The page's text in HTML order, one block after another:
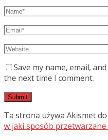
Save my name, email,
the next time I comment.
Ta strona używa Akismet
w jaki sposób